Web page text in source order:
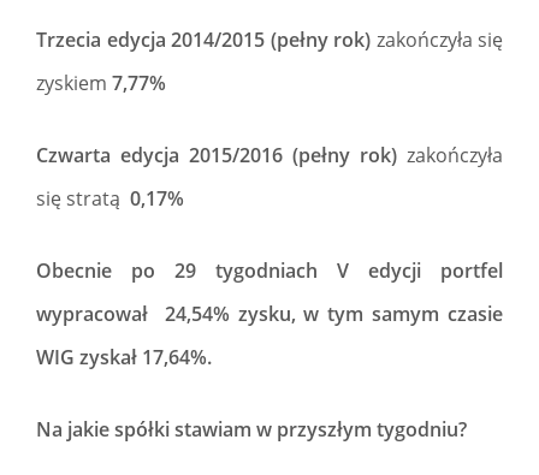
Trzecia edycja 2014/2015 (pełny rok) zakończyła się
zyskiem 7,77%
Czwarta edycja 2015/2016 (pełny rok) zakończyła
się stratą 0,17%
Obecnie po 29 tygodniach V edycji portfel
wypracował 24,54% zysku, w tym samym czasie
WIG zyskał 17,64%.
Na jakie spółki stawiam w przyszłym tygodniu?